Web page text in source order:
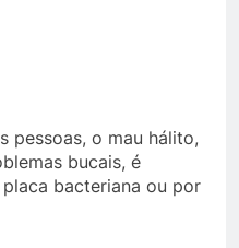
pessoas, o mau hálito,
bucais, é
bacteriana ou por